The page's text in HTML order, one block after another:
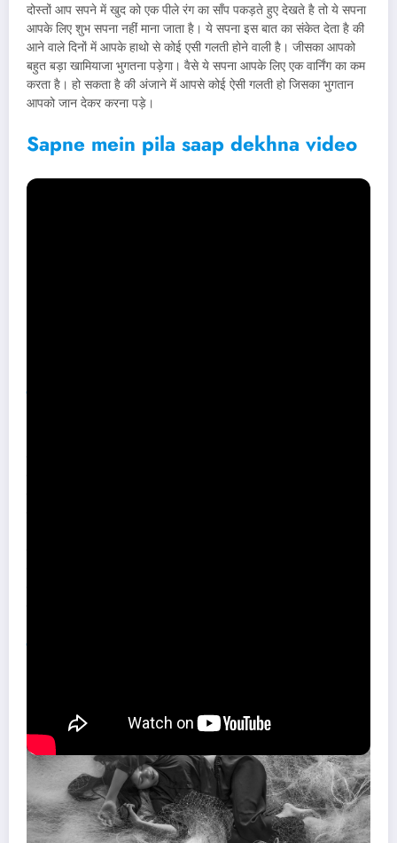
दोस्तों आप सपने में खुद को एक पीले रंग का साँप पकड़ते हुए देखते है तो ये सपना
आपके लिए शुभ सपना नहीं माना जाता है। ये सपना इस बात का संकेत देता है की
आने वाले दिनों में आपके हाथो से कोई एसी गलती होने वाली है। जीसका आपको
बहुत बड़ा खामियाजा भुगतना पड़ेगा। वैसे ये सपना आपके लिए एक वार्निंग का कम
करता है। हो सकता है की अंजाने में आपसे कोई ऐसी गलती हो जिसका भुगतान
आपको जान देकर करना पड़े।
Sapne mein pila saap dekhna video